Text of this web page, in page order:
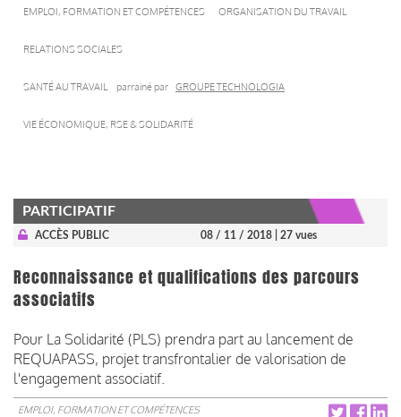
EMPLOI, FORMATION ET COMPÉTENCES ORGANISATION DU TRAVAIL
RELATIONS SOCIALES
SANTÉ AU TRAVAIL parrainé par GROUPE TECHNOLOGIA
VIE ÉCONOMIQUE, RSE & SOLIDARITÉ
PARTICIPATIF
ACCÈS PUBLIC 08 / 11 / 2018 | 27 vues
Reconnaissance et qualifications des parcours
associatifs
Pour La Solidarité (PLS) prendra part au lancement de
REQUAPASS, projet transfrontalier de valorisation de
l'engagement associatif.
EMPLOI, FORMATION ET COMPÉTENCES